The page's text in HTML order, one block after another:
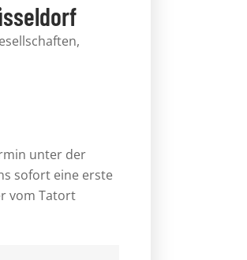
unter der
sofort eine erste
vom Tatort